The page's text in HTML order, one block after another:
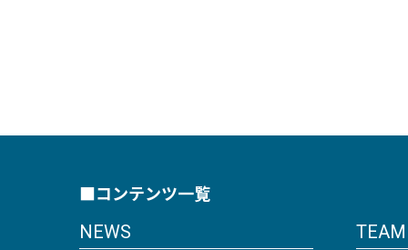
■コンテンツ一覧
NEWS
TEAM